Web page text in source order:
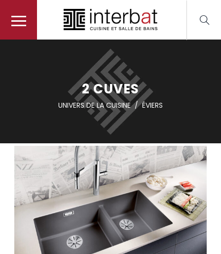
2 CUVES
UNIVERS DE LA CUISINE/ÉVIERS